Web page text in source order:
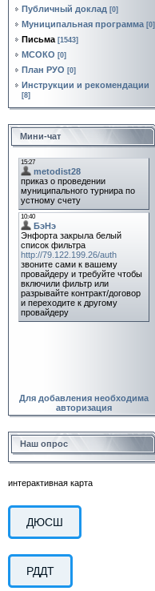
Публичный доклад [0]
Муниципальная программа [0]
Письма [1543]
МСОКО [0]
План РУО [0]
Инструкции и рекомендации
[8]
Мини-чат
Для добавления необходима
авторизация
Наш опрос
интерактивная карта
ДЮСШ
РДДТ